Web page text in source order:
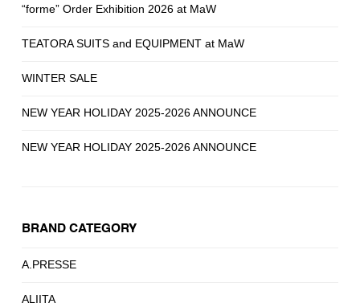
“forme” Order Exhibition 2026 at MaW
TEATORA SUITS and EQUIPMENT at MaW
WINTER SALE
NEW YEAR HOLIDAY 2025-2026 ANNOUNCE
NEW YEAR HOLIDAY 2025-2026 ANNOUNCE
BRAND CATEGORY
A.PRESSE
ALIITA